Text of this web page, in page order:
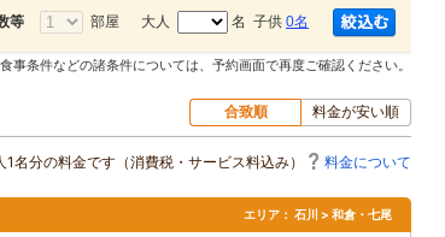
等 部屋 大人 名 子供 0名
事条件などの諸条件については、予約画面で再度ご確認ください。
合致順 料金が安い順
名分の料金です（消費税・サービス料込み） 料金について
エリア： 石川 > 和倉・七尾